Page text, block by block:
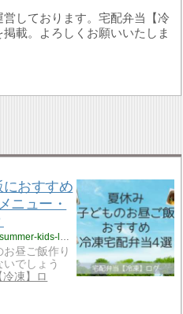
営しております。宅配弁当【冷
載。よろしくお願いいたしま
おすすめ
ニュー・
https://t-koshiba88.jp/by-scene/scene/summer-kids-lunch/
昼ご飯作り
でしょう
凍】ロ